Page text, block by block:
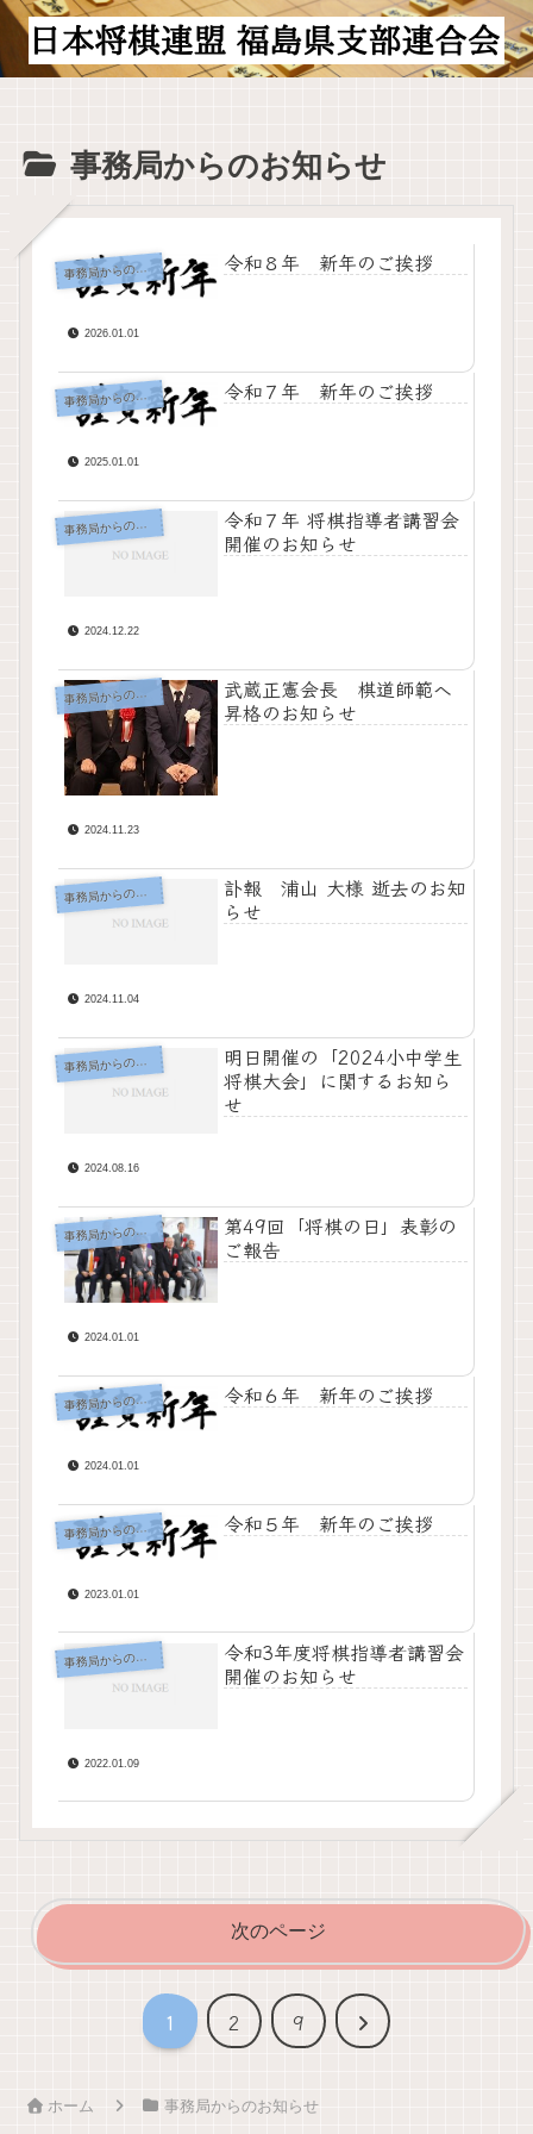
事務局からのお知らせ
事務局からのお知らせ 令和８年 新年のご挨拶
2026.01.01
事務局からのお知らせ 令和７年 新年のご挨拶
2025.01.01
事務局からのお知らせ
令和７年 将棋指導者講習会
開催のお知らせ
2024.12.22
事務局からのお知らせ
武蔵正憲会長 棋道師範へ
昇格のお知らせ
2024.11.23
事務局からのお知らせ
訃報 浦山 大様 逝去のお知
らせ
2024.11.04
事務局からのお知らせ
明日開催の「2024小中学生
将棋大会」に関するお知ら
せ
2024.08.16
事務局からのお知らせ
第49回「将棋の日」表彰の
ご報告
2024.01.01
事務局からのお知らせ 令和６年 新年のご挨拶
2024.01.01
事務局からのお知らせ 令和５年 新年のご挨拶
2023.01.01
事務局からのお知らせ
令和3年度将棋指導者講習会
開催のお知らせ
2022.01.09
次のページ
1 2 9
次
ホーム 事務局からのお知らせ